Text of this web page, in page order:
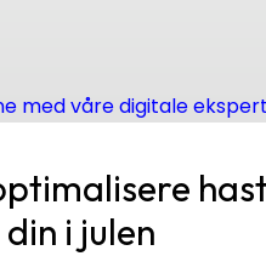
med våre digitale
i julen